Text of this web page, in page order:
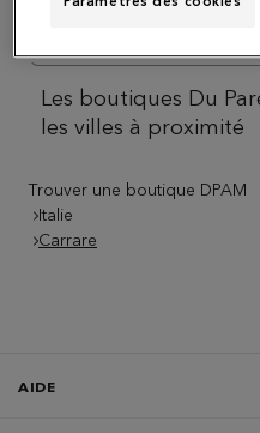
Les boutiques Du
les villes à proximité
Trouver une boutique DPAM
Italie
Carrare
AIDE
Paramètres des cookies